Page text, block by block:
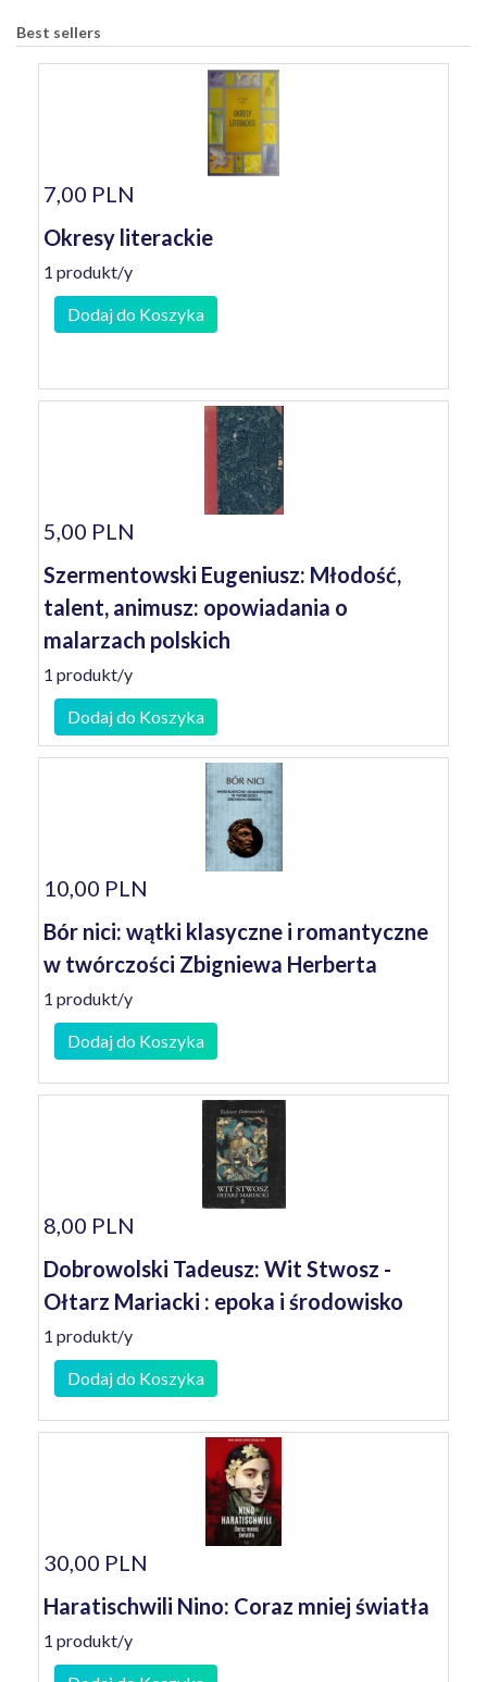
Best sellers
7,00 PLN
Okresy literackie
1 produkt/y
Dodaj do Koszyka
5,00 PLN
Szermentowski Eugeniusz: Młodość,
talent, animusz: opowiadania o
malarzach polskich
1 produkt/y
Dodaj do Koszyka
10,00 PLN
Bór nici: wątki klasyczne i romantyczne
w twórczości Zbigniewa Herberta
1 produkt/y
Dodaj do Koszyka
8,00 PLN
Dobrowolski Tadeusz: Wit Stwosz -
Ołtarz Mariacki : epoka i środowisko
1 produkt/y
Dodaj do Koszyka
30,00 PLN
Haratischwili Nino: Coraz mniej światła
1 produkt/y